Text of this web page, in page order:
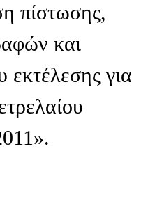
πίστωσης,
και
εκτέλεσης για